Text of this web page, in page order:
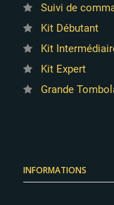
Suivi de
Kit Débutant
Kit
Kit Expert
Grande
INFORMATIONS